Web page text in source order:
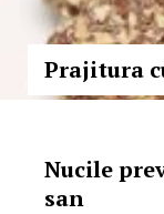
Prajitura
Nucile
san